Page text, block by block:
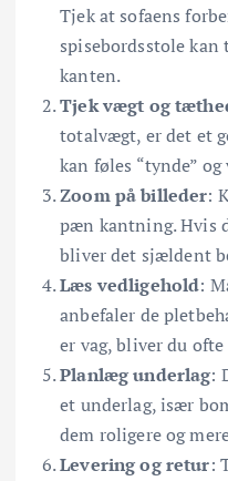
Tjek at sofaens
spisebordsstole kan
kanten.
Tjek vægt og
totalvægt, er det et
kan føles “tynde” og
Zoom på billeder:
pæn kantning. Hvis
bliver det sjældent
Læs vedligehold:
anbefaler de
er vag, bliver du
Planlæg underlag:
et underlag, især
dem roligere og
Levering og retur: